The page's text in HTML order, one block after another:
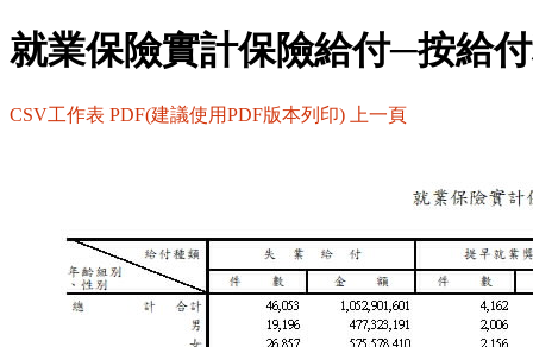
就業保險實計保險給付─按給
CSV工作表 PDF(建議使用PDF版本列印) 上一頁